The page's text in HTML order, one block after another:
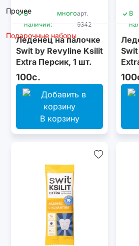
Прочее
Подарочные наборы
В
наличии:
многоарт.
9342
Леденец на палочке
Swit by Revyline Ksilit
Extra Персик, 1 шт.
100с.
В корзину
В